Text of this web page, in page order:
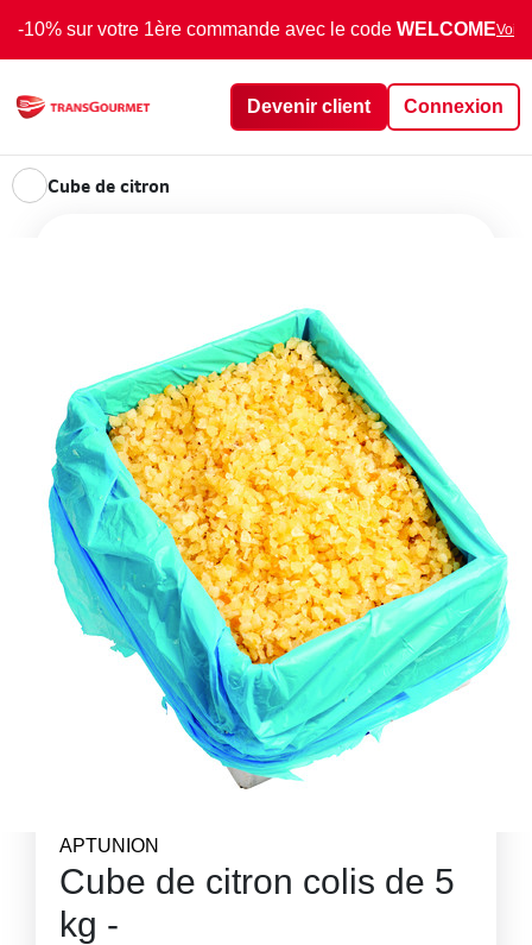
-10% sur votre 1ère commande avec le code WELCOMEVoir
Devenir client Connexion
Cube de citron
APTUNION
Cube de citron colis de 5
kg -